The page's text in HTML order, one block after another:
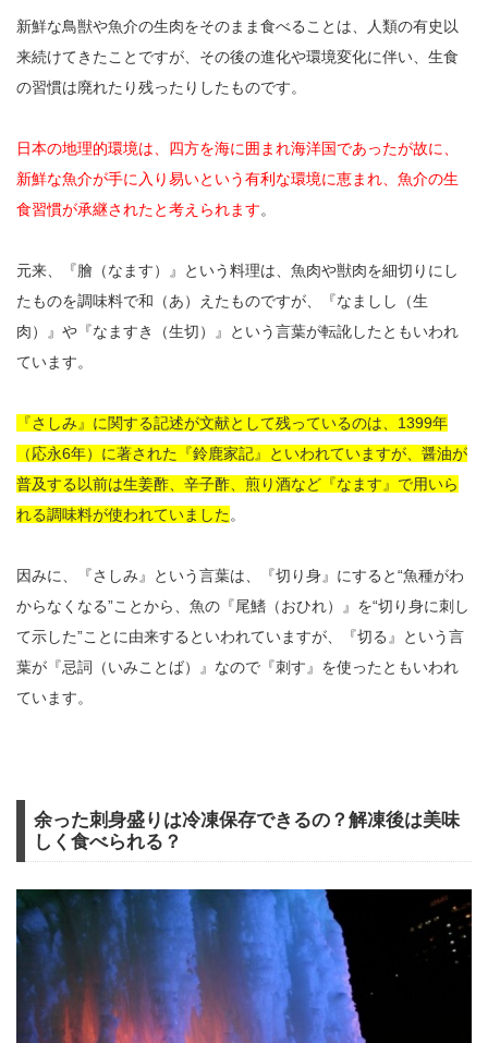
新鮮な鳥獣や魚介の生肉をそのまま食べることは、人類の有史以
来続けてきたことですが、その後の進化や環境変化に伴い、生食
の習慣は廃れたり残ったりしたものです。
日本の地理的環境は、四方を海に囲まれ海洋国であったが故に、
新鮮な魚介が手に入り易いという有利な環境に恵まれ、魚介の生
食習慣が承継されたと考えられます。
元来、『膾（なます）』という料理は、魚肉や獣肉を細切りにし
たものを調味料で和（あ）えたものですが、『なましし（生
肉）』や『なますき（生切）』という言葉が転訛したともいわれ
ています。
『さしみ』に関する記述が文献として残っているのは、1399年
（応永6年）に著された『鈴鹿家記』といわれていますが、醤油が
普及する以前は生姜酢、辛子酢、煎り酒など『なます』で用いら
れる調味料が使われていました。
因みに、『さしみ』という言葉は、『切り身』にすると“魚種がわ
からなくなる”ことから、魚の『尾鰭（おひれ）』を“切り身に刺し
て示した”ことに由来するといわれていますが、『切る』という言
葉が『忌詞（いみことば）』なので『刺す』を使ったともいわれ
ています。
余った刺身盛りは冷凍保存できるの？解凍後は美味
しく食べられる？